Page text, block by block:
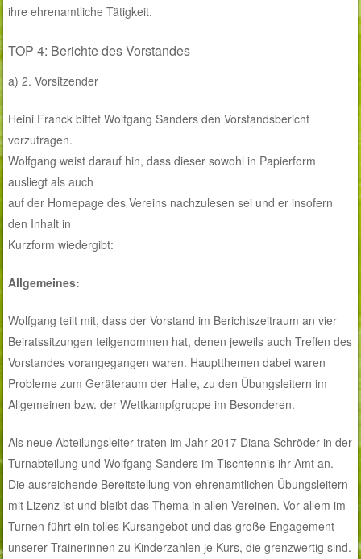
ihre ehrenamtliche Tätigkeit.
TOP 4: Berichte des Vorstandes
a) 2. Vorsitzender
Heini Franck bittet Wolfgang Sanders den Vorstandsbericht
vorzutragen.
Wolfgang weist darauf hin, dass dieser sowohl in Papierform
ausliegt als auch
auf der Homepage des Vereins nachzulesen sei und er insofern
den Inhalt in
Kurzform wiedergibt:
Allgemeines:
Wolfgang teilt mit, dass der Vorstand im Berichtszeitraum an vier
Beiratssitzungen teilgenommen hat, denen jeweils auch Treffen des
Vorstandes vorangegangen waren. Hauptthemen dabei waren
Probleme zum Geräteraum der Halle, zu den Übungsleitern im
Allgemeinen bzw. der Wettkampfgruppe im Besonderen.
Als neue Abteilungsleiter traten im Jahr 2017 Diana Schröder in der
Turnabteilung und Wolfgang Sanders im Tischtennis ihr Amt an.
Die ausreichende Bereitstellung von ehrenamtlichen Übungsleitern
mit Lizenz ist und bleibt das Thema in allen Vereinen. Vor allem im
Turnen führt ein tolles Kursangebot und das große Engagement
unserer Trainerinnen zu Kinderzahlen je Kurs, die grenzwertig sind.